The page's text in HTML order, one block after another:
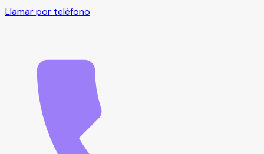
Llamar por teléfono